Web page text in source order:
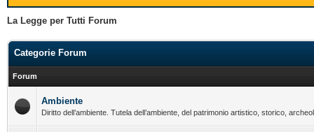
La Legge per Tutti Forum
Categorie Forum
Forum
Ambiente
Diritto dell’ambiente. Tutela dell’ambiente, del patrimonio artistico, storico,